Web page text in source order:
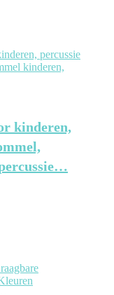
kinderen,